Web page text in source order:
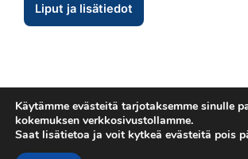
Liput ja lisätiedot
Tietosuojaseloste
Käytämme evästeitä tarjotaksemme sinulle
kokemuksen verkkosivustollamme.
Saat lisätietoa ja voit kytkeä evästeitä pois